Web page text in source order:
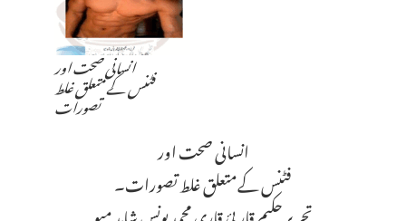
انسانی صحت اور
فٹنس کےمتعلق غلط
تصورات
انسانی صحت اور
فٹنس کےمتعلق غلط تصورات۔